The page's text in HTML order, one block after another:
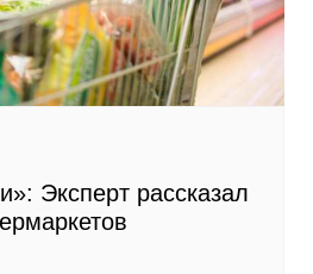
Эксперт рассказал